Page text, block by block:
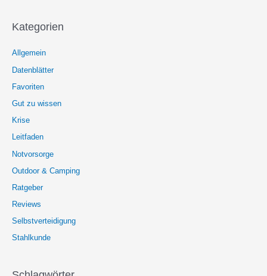
Kategorien
Allgemein
Datenblätter
Favoriten
Gut zu wissen
Krise
Leitfaden
Notvorsorge
Outdoor & Camping
Ratgeber
Reviews
Selbstverteidigung
Stahlkunde